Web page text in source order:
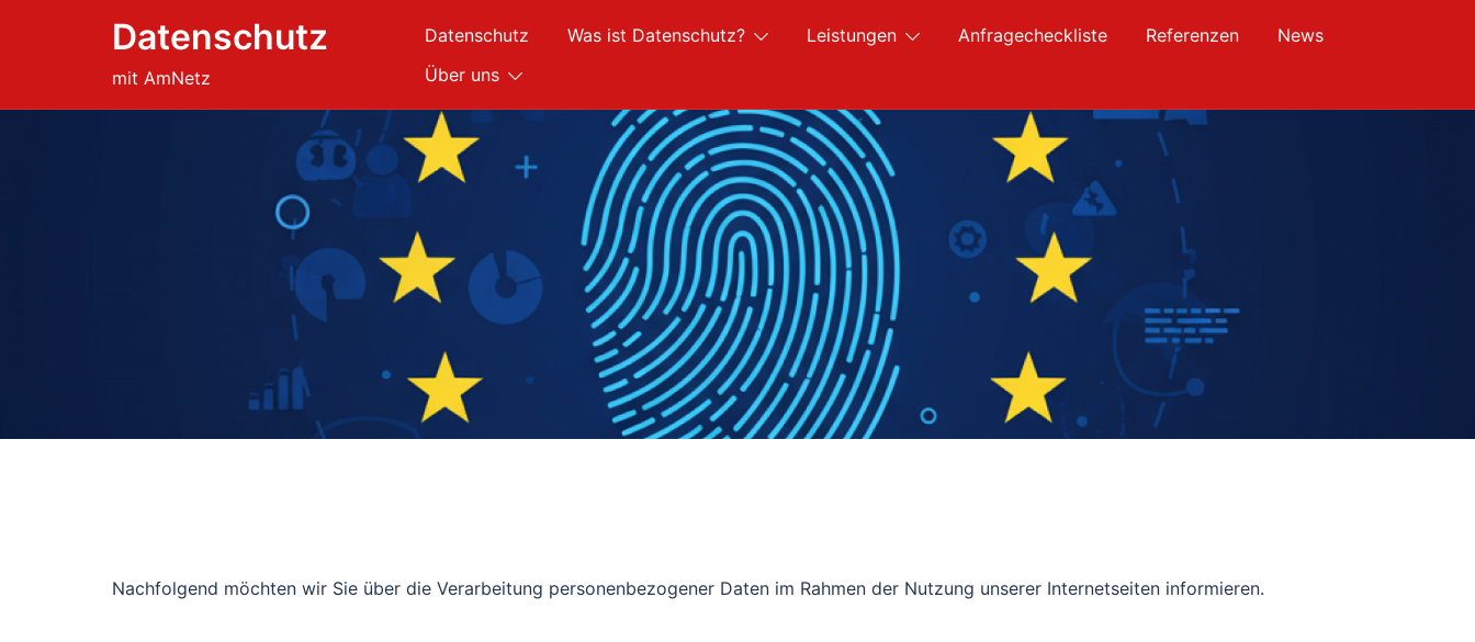
Datenschutz
mit AmNetz
Datenschutz Was ist Datenschutz? Leistungen Anfragecheckliste Referenzen
News
Über uns
Nachfolgend möchten wir Sie über die Verarbeitung personenbezogener Daten im Rahmen der Nutzung unserer Internetseiten informieren.